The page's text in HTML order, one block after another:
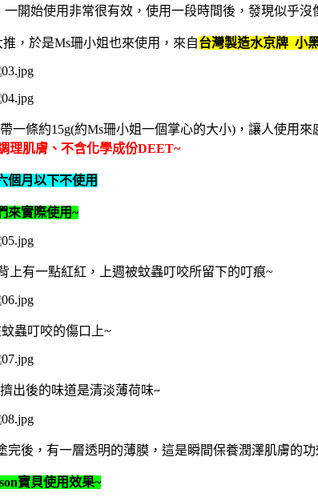
開始使用非常很有效，使用一段時間後，發現似乎沒
，於是Ms珊小姐也來使用，來自台灣製造水京牌 小
一條約15g(約Ms珊小姐一個掌心的大小)，讓人使用來
理肌膚、不含化學成份DEET~
個月以下不使用
來實際使用~
上有一點紅紅，上週被蚊蟲叮咬所留下的叮痕~
蟲叮咬的傷口上~
出後的味道是清淡薄荷味~
後，有一層透明的薄膜，這是瞬間保養潤澤肌膚的功
寶貝使用效果~